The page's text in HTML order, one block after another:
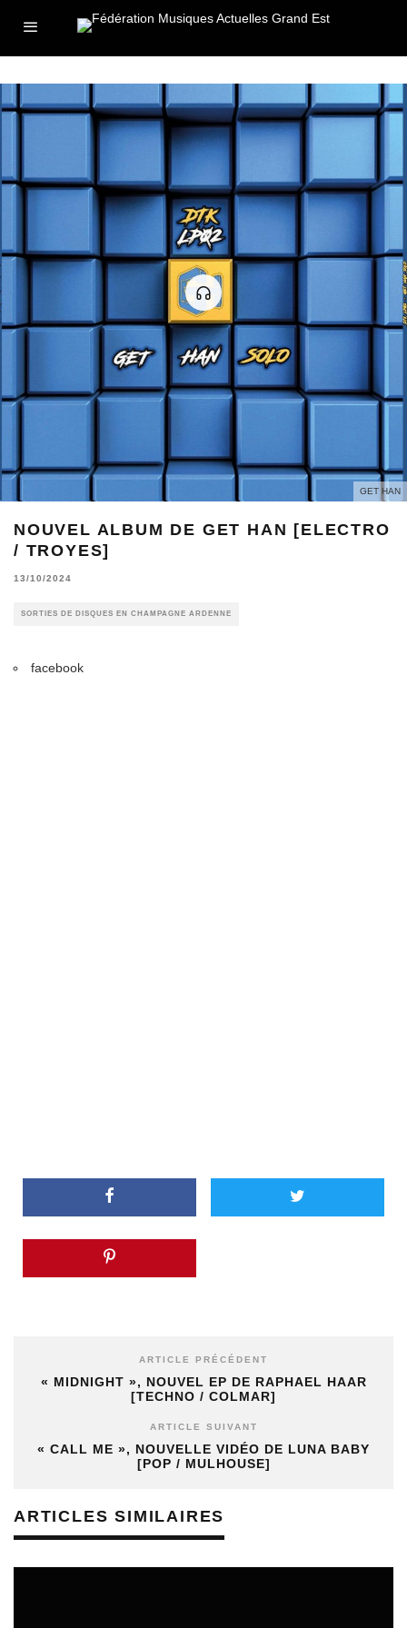
GET HAN
NOUVEL ALBUM DE GET HAN [ELECTRO
/ TROYES]
13/10/2024
SORTIES DE DISQUES EN CHAMPAGNE ARDENNE
facebook
ARTICLE PRÉCÉDENT
« MIDNIGHT », NOUVEL EP DE RAPHAEL HAAR
[TECHNO / COLMAR]
ARTICLE SUIVANT
« CALL ME », NOUVELLE VIDÉO DE LUNA BABY
[POP / MULHOUSE]
ARTICLES SIMILAIRES